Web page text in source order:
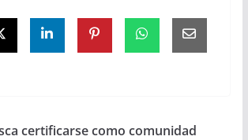
certificarse como comunidad